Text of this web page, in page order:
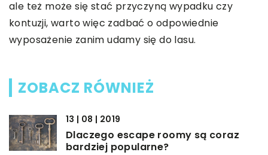
ale też może się stać przyczyną wypadku czy
kontuzji, warto więc zadbać o odpowiednie
wyposażenie zanim udamy się do lasu.
ZOBACZ RÓWNIEŻ
13 | 08 | 2019
Dlaczego escape roomy są coraz
bardziej popularne?